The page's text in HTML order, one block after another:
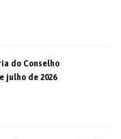
do Conselho
julho de 2026